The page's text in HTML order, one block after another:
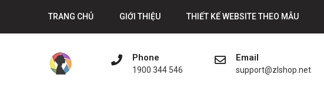
TRANG CHỦ GIỚI THIỆU THIẾT KẾ WEBSITE THEO MẪU
Phone
1900 344 546
Email
support@zlshop.net